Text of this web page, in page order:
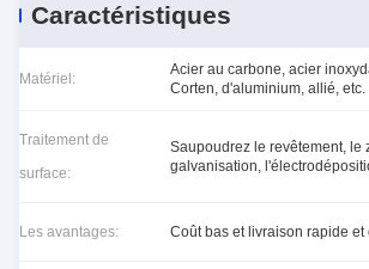
Caractéristiques
Matériel:
Acier au carbone, acier
Corten, d'aluminium, allié, etc.
Traitement de
surface:
Saupoudrez le revêtement, le
galvanisation,
Les avantages: Coût bas et livraison rapide et